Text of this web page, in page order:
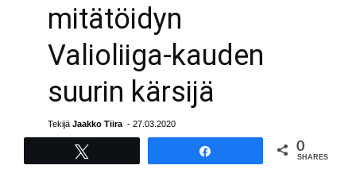
mitätöidyn
Valioliiga-kauden
suurin kärsijä
Tekijä Jaakko Tiira - 27.03.2020
0
SHARES